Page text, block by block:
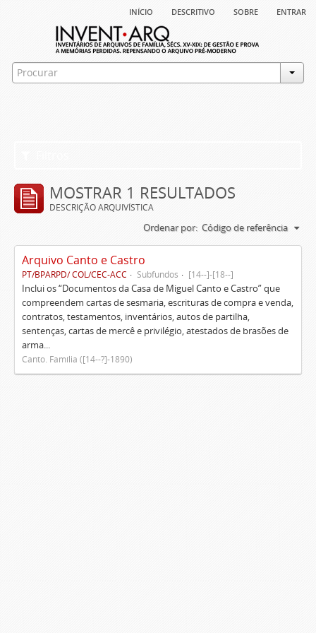
início descritivo sobre entrar
MOSTRAR 1 RESULTADOS
DESCRIÇÃO ARQUIVÍSTICA
Ordenar por: Código de referência
Arquivo Canto e Castro
PT/BPARPD/ COL/CEC-ACC Subfundos [14--]-[18--]
Inclui os “Documentos da Casa de Miguel Canto e Castro” que
compreendem cartas de sesmaria, escrituras de compra e venda,
contratos, testamentos, inventários, autos de partilha,
sentenças, cartas de mercê e privilégio, atestados de brasões de
arma...
Canto. Família ([14--?]-1890)